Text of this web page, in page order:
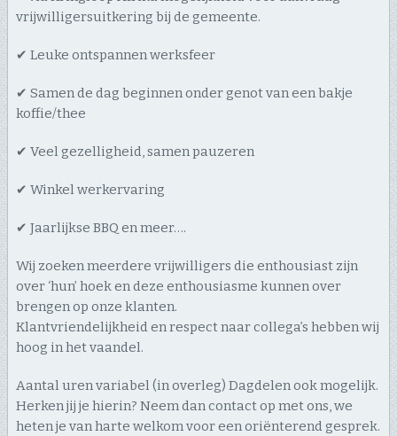
vrijwilligersuitkering bij de gemeente.
✔ Leuke ontspannen werksfeer
✔ Samen de dag beginnen onder genot van een bakje
koffie/thee
✔ Veel gezelligheid, samen pauzeren
✔ Winkel werkervaring
✔ Jaarlijkse BBQ en meer….
Wij zoeken meerdere vrijwilligers die enthousiast zijn
over ‘hun’ hoek en deze enthousiasme kunnen over
brengen op onze klanten.
Klantvriendelijkheid en respect naar collega’s hebben wij
hoog in het vaandel.
Aantal uren variabel (in overleg) Dagdelen ook mogelijk.
Herken jij je hierin? Neem dan contact op met ons, we
heten je van harte welkom voor een oriënterend gesprek.